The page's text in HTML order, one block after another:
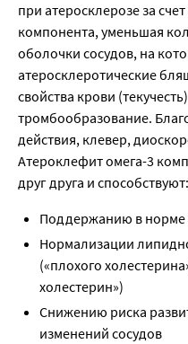
при атеросклерозе за
компонента, уменьшая
оболочки сосудов, на
атеросклеротические
свойства крови
тромбообразование.
действия, клевер,
Атероклефит омега-3
друг друга и способствуют:
Поддержанию в норме
Нормализации
(«плохого
холестерин»)
Снижению риска
изменений сосудов